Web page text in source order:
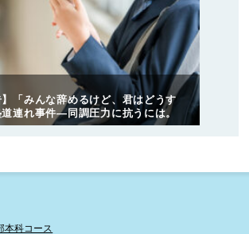
】「みんな辞めるけど、君はどうす
連れ事件―同調圧力に抗うには。
本科コース